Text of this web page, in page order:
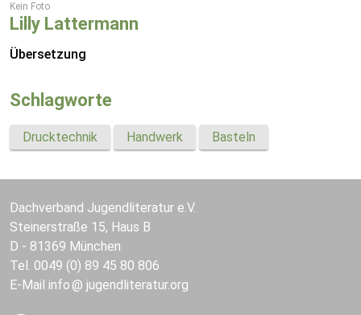
Kein Foto
Lilly Lattermann
Übersetzung
Schlagworte
Drucktechnik Handwerk Basteln
Dachverband Jugendliteratur e.V.
Steinerstraße 15, Haus B
D - 81369 München
Tel. 0049 (0) 89 45 80 806
E-Mail info jugendliteratur.org